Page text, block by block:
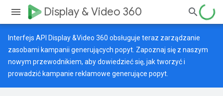
Display & Video 360
Interfejs API Display &Video 360 obsługuje teraz zarządzanie
zasobami kampanii generujących popyt. Zapoznaj się z naszym
nowym przewodnikiem, aby dowiedzieć się, jak tworzyć i
prowadzić kampanie reklamowe generujące popyt.